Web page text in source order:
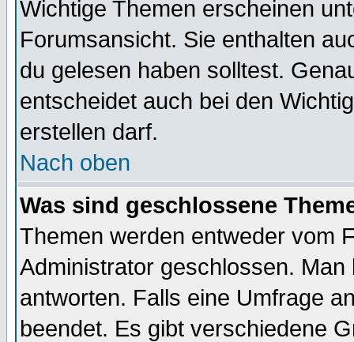
Wichtige Themen erscheinen
Forumsansicht. Sie enthalten
du gelesen haben solltest.
entscheidet auch bei den
erstellen darf.
Nach oben
Was sind geschlossene
Themen werden entweder vom
Administrator geschlossen.
antworten. Falls eine Umfrage
beendet. Es gibt verschiedene